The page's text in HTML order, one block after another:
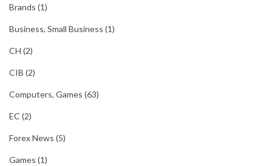
Brands (1)
Business, Small Business (1)
CH (2)
CIB (2)
Computers, Games (63)
EC (2)
Forex News (5)
Games (1)